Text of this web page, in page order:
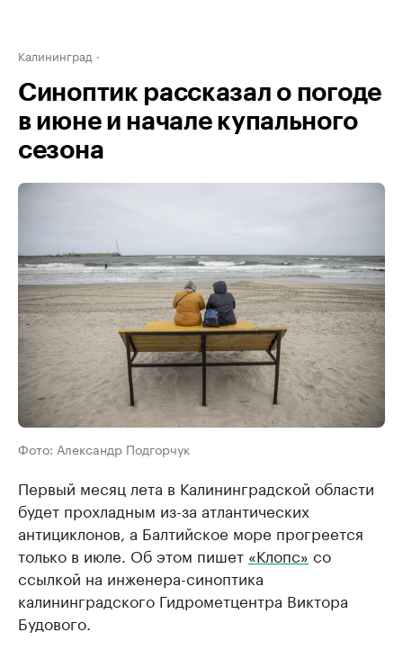
Калининград
Синоптик рассказал о погоде
в июне и начале купального
сезона
Фото: Александр Подгорчук
Первый месяц лета в Калининградской области
будет прохладным из-за атлантических
антициклонов, а Балтийское море прогреется
только в июле. Об этом пишет «Клопс» со
ссылкой на инженера-синоптика
калининградского Гидрометцентра Виктора
Будового.